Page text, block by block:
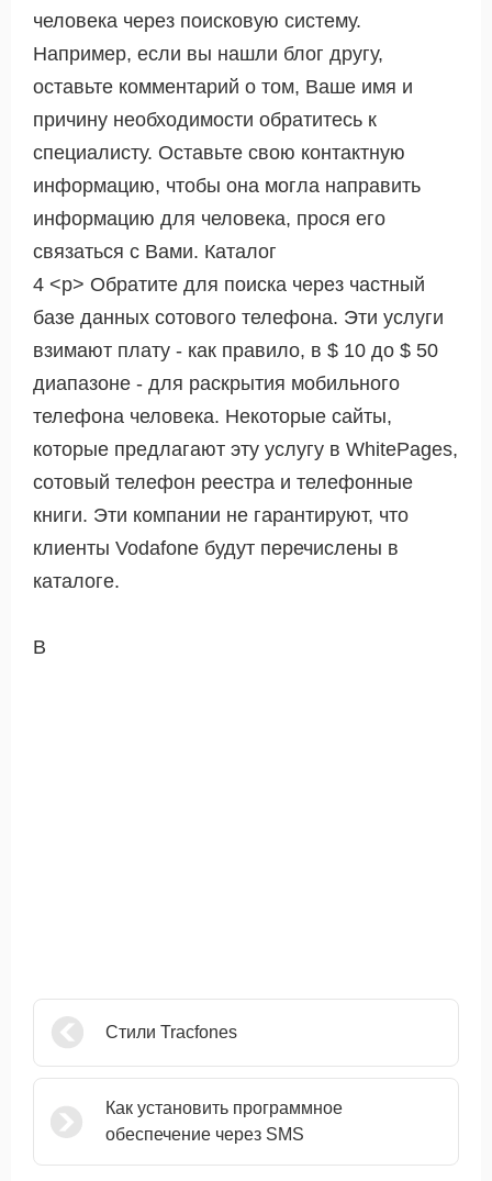
человека через поисковую систему.
Например, если вы нашли блог другу,
оставьте комментарий о том, Ваше имя и
причину необходимости обратитесь к
специалисту. Оставьте свою контактную
информацию, чтобы она могла направить
информацию для человека, прося его
связаться с Вами. Каталог
4 <р> Обратите для поиска через частный
базе данных сотового телефона. Эти услуги
взимают плату - как правило, в $ 10 до $ 50
диапазоне - для раскрытия мобильного
телефона человека. Некоторые сайты,
которые предлагают эту услугу в WhitePages,
сотовый телефон реестра и телефонные
книги. Эти компании не гарантируют, что
клиенты Vodafone будут перечислены в
каталоге.
В
Стили Tracfones
Как установить программное
обеспечение через SMS